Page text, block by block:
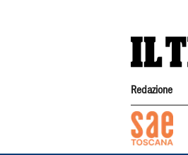
Redazione